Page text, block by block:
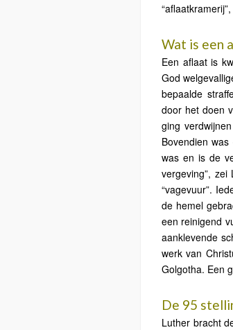
Wat is een
Een aflaat is
God
bepaalde
door het doen
ging
Bovendien
was en is de
vergeving”,
“vagevuur”.
de hemel
een reinigend
aanklevende
werk van
Golgotha. Een
De 95
Luther bracht